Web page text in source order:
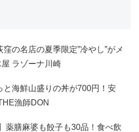
窪の名店の夏季限定”冷やし”がメ
ラゾーナ川崎
と海鮮山盛りの丼が700円！安
漁師DON
薬膳麻婆も餃子も30品！食べ飲